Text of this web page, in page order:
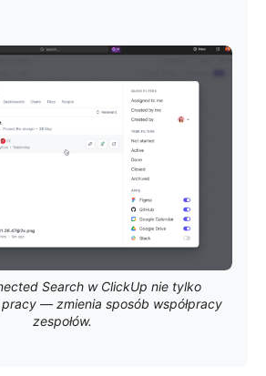
Search w ClickUp nie tylko
— zmienia sposób współpracy
zespołów.